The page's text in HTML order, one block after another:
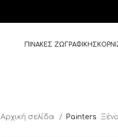
ΠΙΝΑΚΕΣ ΖΩΓΡΑΦΙΚΗΣ
Αρχική σελίδα Painters